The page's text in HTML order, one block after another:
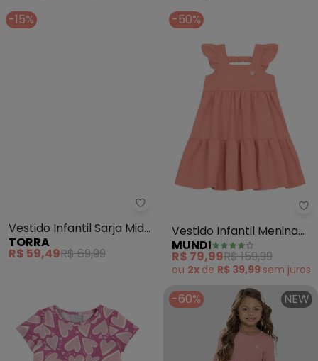
-15%
Torra - Vestido Infantil Sarja
Vestido Infantil Sarja Midi
Alcinhas (Rosa)
TORRA
R$ 59,49R$ 69,99
-50%
Vestido Infantil Menina
Texturizado (Rosa)
MUNDI
R$ 79,99R$ 159,99
ou 2x de R$ 39,99 sem juros
-60% NEW